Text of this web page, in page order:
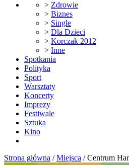
> Zdrowie
> Biznes
> Single
> Dla Dzieci
> Korczak 2012
> Inne
Spotkania
Polityka
Sport
Warsztaty
Koncerty
Imprezy
Festiwale
Sztuka
Kino
Strona główna /Miejsca /Centrum